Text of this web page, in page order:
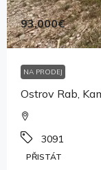
93,000€
NA PRODEJ
Ostrov Rab,
3091
PŘISTÁT